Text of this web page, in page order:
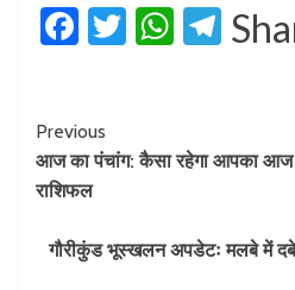
Facebook
Twitter
Previous
आज का पंचांग: कैसा रहेगा आपका आज
राशिफल
गौरीकुंड भूस्खलन अपडेटः मलबे में दबे